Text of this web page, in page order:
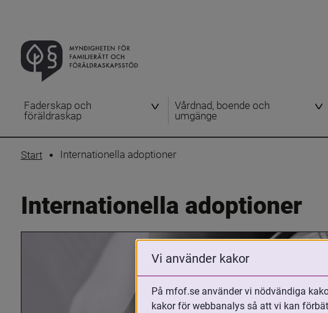
Faderskap och
föräldraskap
Vårdnad, boende och
umgänge
Start Internationella adoptioner
Internationella adoptioner
Vi använder kakor
På mfof.se använder vi nödvändiga
kakor för webbanalys så att vi kan